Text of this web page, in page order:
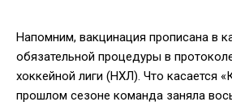
Напомним, вакцинация прописана в
обязательной процедуры в
хоккейной лиги (НХЛ). Что касается
прошлом сезоне команда заняла